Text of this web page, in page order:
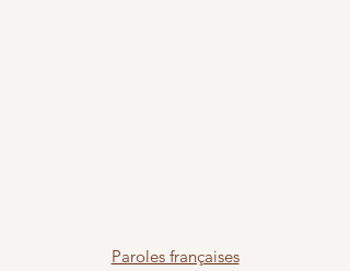
Paroles françaises